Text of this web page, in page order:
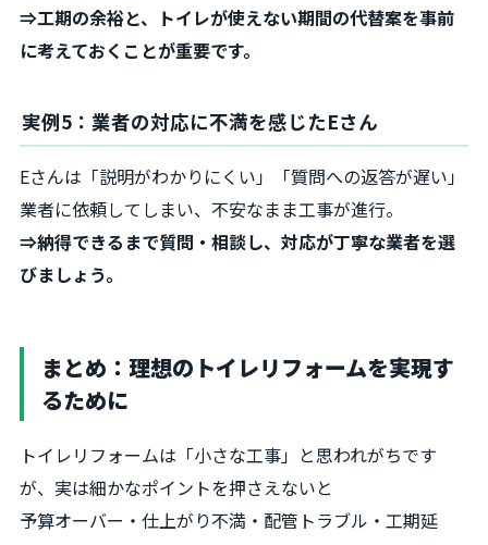
⇒工期の余裕と、トイレが使えない期間の代替案を事前
に考えておくことが重要です。
実例5：業者の対応に不満を感じたEさん
Eさんは「説明がわかりにくい」「質問への返答が遅い」
業者に依頼してしまい、不安なまま工事が進行。
⇒納得できるまで質問・相談し、対応が丁寧な業者を選
びましょう。
まとめ：理想のトイレリフォームを実現す
るために
トイレリフォームは「小さな工事」と思われがちです
が、実は細かなポイントを押さえないと
予算オーバー・仕上がり不満・配管トラブル・工期延